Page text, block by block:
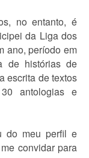
no entanto, é
da Liga dos
ano, período em
de histórias de
escrita de textos
antologias e
do meu perfil e
convidar para